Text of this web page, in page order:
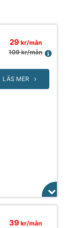
29 kr/mån
109 kr/mån
LÄS MER
39 kr/mån